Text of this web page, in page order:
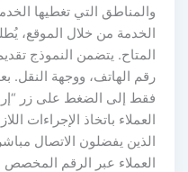
والمناطق التي تغطيها
الخدمة من خلال الموقع،
المتاح. يتضمن النموذج
رقم الهاتف، ووجهة النقل.
فقط إلى الضغط على زر
العملاء باتخاذ الإجراءات
الذين يفضلون الاتصال
العملاء عبر الرقم المخصص